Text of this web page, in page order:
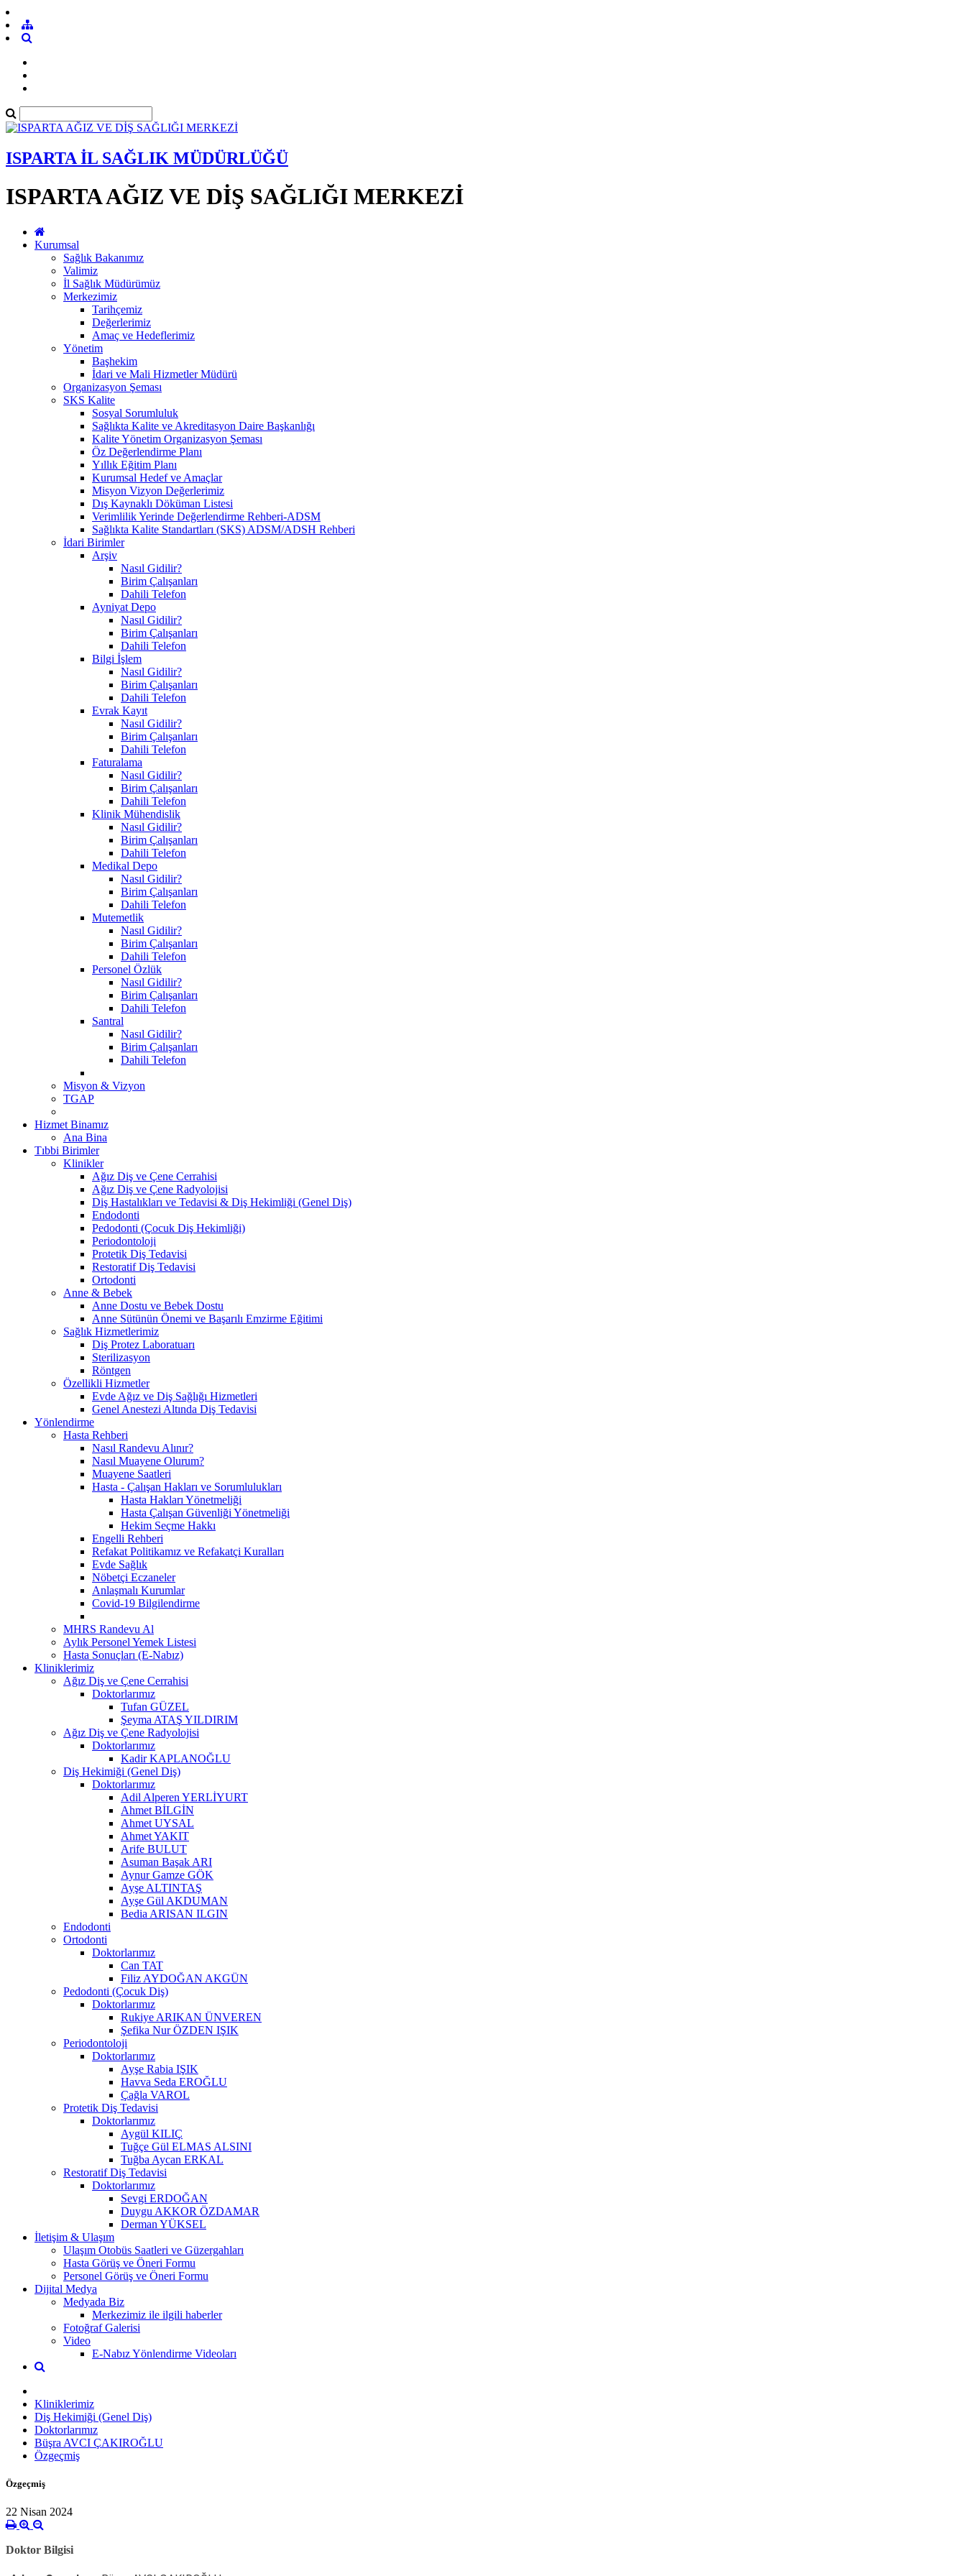
ISPARTA İL SAĞLIK MÜDÜRLÜĞÜ
ISPARTA AĞIZ VE DİŞ SAĞLIĞI MERKEZİ
Kurumsal
Sağlık Bakanımız
Valimiz
İl Sağlık Müdürümüz
Merkezimiz
Tarihçemiz
Değerlerimiz
Amaç ve Hedeflerimiz
Yönetim
Başhekim
İdari ve Mali Hizmetler Müdürü
Organizasyon Şeması
SKS Kalite
Sosyal Sorumluluk
Sağlıkta Kalite ve Akreditasyon Daire Başkanlığı
Kalite Yönetim Organizasyon Şeması
Öz Değerlendirme Planı
Yıllık Eğitim Planı
Kurumsal Hedef ve Amaçlar
Misyon Vizyon Değerlerimiz
Dış Kaynaklı Döküman Listesi
Verimlilik Yerinde Değerlendirme Rehberi-ADSM
Sağlıkta Kalite Standartları (SKS) ADSM/ADSH Rehberi
İdari Birimler
Arşiv
Nasıl Gidilir?
Birim Çalışanları
Dahili Telefon
Ayniyat Depo
Nasıl Gidilir?
Birim Çalışanları
Dahili Telefon
Bilgi İşlem
Nasıl Gidilir?
Birim Çalışanları
Dahili Telefon
Evrak Kayıt
Nasıl Gidilir?
Birim Çalışanları
Dahili Telefon
Faturalama
Nasıl Gidilir?
Birim Çalışanları
Dahili Telefon
Klinik Mühendislik
Nasıl Gidilir?
Birim Çalışanları
Dahili Telefon
Medikal Depo
Nasıl Gidilir?
Birim Çalışanları
Dahili Telefon
Mutemetlik
Nasıl Gidilir?
Birim Çalışanları
Dahili Telefon
Personel Özlük
Nasıl Gidilir?
Birim Çalışanları
Dahili Telefon
Santral
Nasıl Gidilir?
Birim Çalışanları
Dahili Telefon
Misyon & Vizyon
TGAP
Hizmet Binamız
Ana Bina
Tıbbi Birimler
Klinikler
Ağız Diş ve Çene Cerrahisi
Ağız Diş ve Çene Radyolojisi
Diş Hastalıkları ve Tedavisi & Diş Hekimliği (Genel Diş)
Endodonti
Pedodonti (Çocuk Diş Hekimliği)
Periodontoloji
Protetik Diş Tedavisi
Restoratif Diş Tedavisi
Ortodonti
Anne & Bebek
Anne Dostu ve Bebek Dostu
Anne Sütünün Önemi ve Başarılı Emzirme Eğitimi
Sağlık Hizmetlerimiz
Diş Protez Laboratuarı
Sterilizasyon
Röntgen
Özellikli Hizmetler
Evde Ağız ve Diş Sağlığı Hizmetleri
Genel Anestezi Altında Diş Tedavisi
Yönlendirme
Hasta Rehberi
Nasıl Randevu Alınır?
Nasıl Muayene Olurum?
Muayene Saatleri
Hasta - Çalışan Hakları ve Sorumlulukları
Hasta Hakları Yönetmeliği
Hasta Çalışan Güvenliği Yönetmeliği
Hekim Seçme Hakkı
Engelli Rehberi
Refakat Politikamız ve Refakatçi Kuralları
Evde Sağlık
Nöbetçi Eczaneler
Anlaşmalı Kurumlar
Covid-19 Bilgilendirme
MHRS Randevu Al
Aylık Personel Yemek Listesi
Hasta Sonuçları (E-Nabız)
Kliniklerimiz
Ağız Diş ve Çene Cerrahisi
Doktorlarımız
Tufan GÜZEL
Şeyma ATAŞ YILDIRIM
Ağız Diş ve Çene Radyolojisi
Doktorlarımız
Kadir KAPLANOĞLU
Diş Hekimiği (Genel Diş)
Doktorlarımız
Adil Alperen YERLİYURT
Ahmet BİLGİN
Ahmet UYSAL
Ahmet YAKIT
Arife BULUT
Asuman Başak ARI
Aynur Gamze GÖK
Ayşe ALTINTAŞ
Ayşe Gül AKDUMAN
Bedia ARISAN ILGIN
Endodonti
Ortodonti
Doktorlarımız
Can TAT
Filiz AYDOĞAN AKGÜN
Pedodonti (Çocuk Diş)
Doktorlarımız
Rukiye ARIKAN ÜNVEREN
Şefika Nur ÖZDEN IŞIK
Periodontoloji
Doktorlarımız
Ayşe Rabia IŞIK
Havva Seda EROĞLU
Çağla VAROL
Protetik Diş Tedavisi
Doktorlarımız
Aygül KILIÇ
Tuğçe Gül ELMAS ALSINI
Tuğba Aycan ERKAL
Restoratif Diş Tedavisi
Doktorlarımız
Sevgi ERDOĞAN
Duygu AKKOR ÖZDAMAR
Derman YÜKSEL
İletişim & Ulaşım
Ulaşım Otobüs Saatleri ve Güzergahları
Hasta Görüş ve Öneri Formu
Personel Görüş ve Öneri Formu
Dijital Medya
Medyada Biz
Merkezimiz ile ilgili haberler
Fotoğraf Galerisi
Video
E-Nabız Yönlendirme Videoları
Kliniklerimiz
Diş Hekimiği (Genel Diş)
Doktorlarımız
Büşra AVCI ÇAKIROĞLU
Özgeçmiş
Özgeçmiş
22 Nisan 2024
Doktor Bilgisi